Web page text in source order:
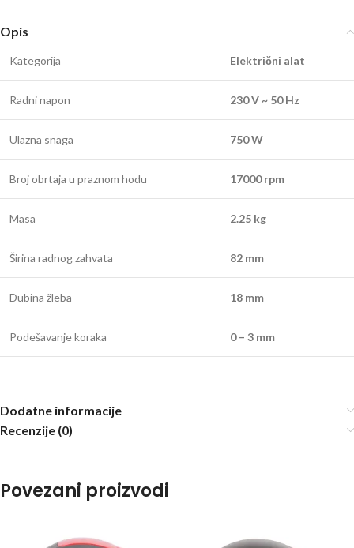
Opis
Kategorija Električni alat
Radni napon 230 V ~ 50 Hz
Ulazna snaga 750 W
Broj obrtaja u praznom hodu 17000 rpm
Masa 2.25 kg
Širina radnog zahvata 82 mm
Dubina žleba 18 mm
Podešavanje koraka 0 – 3 mm
Dodatne informacije
Recenzije (0)
Povezani proizvodi